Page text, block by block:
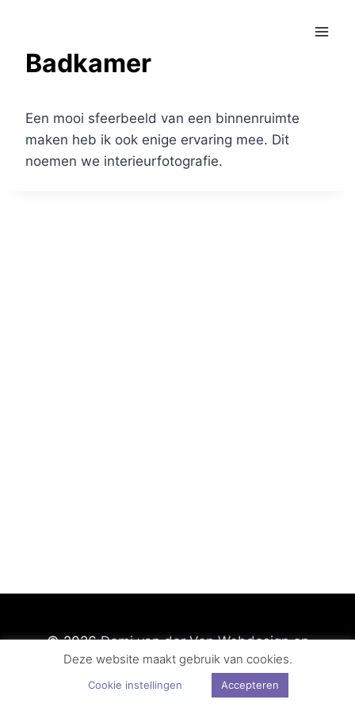
inhoudBadkamer
Een mooi sfeerbeeld van een binnenruimte
maken heb ik ook enige ervaring mee. Dit
noemen we interieurfotografie.
© 2026Demi van der Ven Webdesign en
Fotografie
Deze website maakt gebruik van cookies.
Cookie instellingen Accepteren